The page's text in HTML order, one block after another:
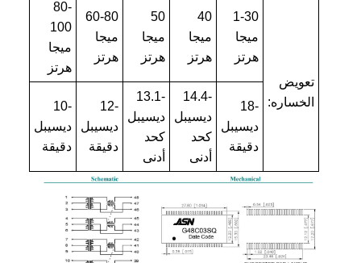
تعويض
الخساره:
1-30
ميجا
هرتز
40
ميجا
هرتز
50
ميجا
هرتز
60-80
ميجا
هرتز
80-
100
ميجا
هرتز
-18
ديسيبل
دقيقة
-14.4
ديسيبل
كحد
أدنى
-13.1
ديسيبل
كحد
أدنى
-12
ديسيبل
دقيقة
-10
ديسيبل
دقيقة